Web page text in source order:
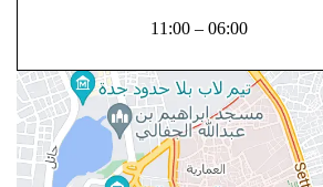
06:00 – 11:00